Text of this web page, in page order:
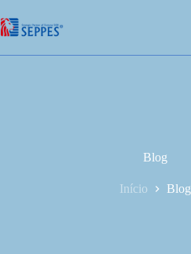
Blog
Início Blog